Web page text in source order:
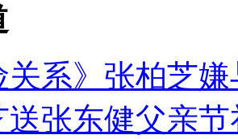
”笑小沈阳
伤多人 警民合力深夜将其击毙
关系》张柏芝
送张东健父亲